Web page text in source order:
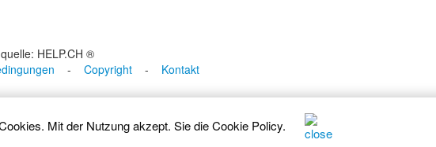
HELP.CH ®
- Copyright- Kontakt
Mit der Nutzung akzept. Sie dieCookie Policy.